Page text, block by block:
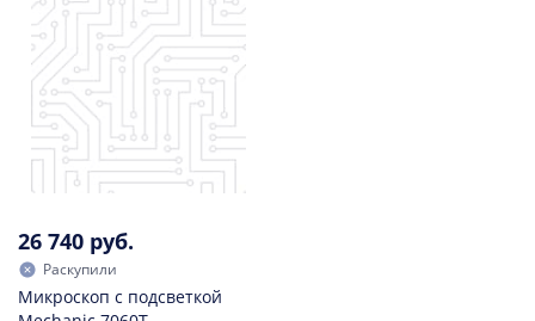
26 740 руб.
Раскупили
Микроскоп с подсветкой